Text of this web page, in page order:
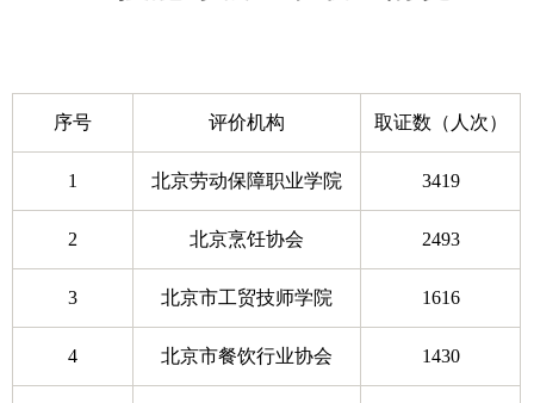
序号 评价机构 取证数（人次）
1 北京劳动保障职业学院 3419
2 北京烹饪协会 2493
3 北京市工贸技师学院 1616
4 北京市餐饮行业协会 1430